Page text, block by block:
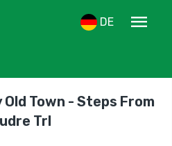
DE
menu
Town - Steps From
Trl